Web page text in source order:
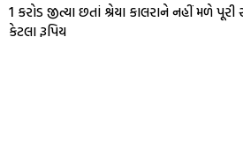
₹1 કરોડ જીત્યા છતાં શ્રેયા કાલરાને નહીં મળે
કેટલા રૂપિય